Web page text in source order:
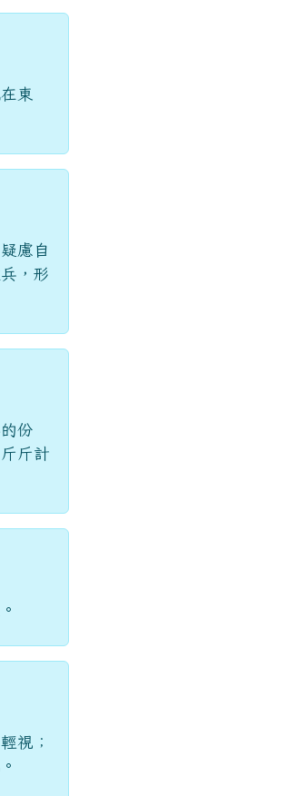
東
慮自
，形
份
斤計
視；